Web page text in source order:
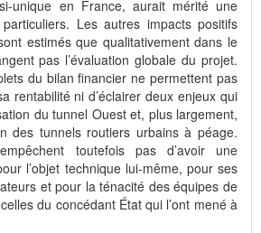
unique en France, aurait mérité une
Les autres impacts positifs
estimés que qualitativement dans le
pas l’évaluation globale du projet.
du bilan financier ne permettent pas
rentabilité ni d’éclairer deux enjeux qui
du tunnel Ouest et, plus largement,
des tunnels routiers urbains à péage.
toutefois pas d’avoir une
l’objet technique lui-même, pour ses
et pour la ténacité des équipes de
du concédant État qui l’ont mené à